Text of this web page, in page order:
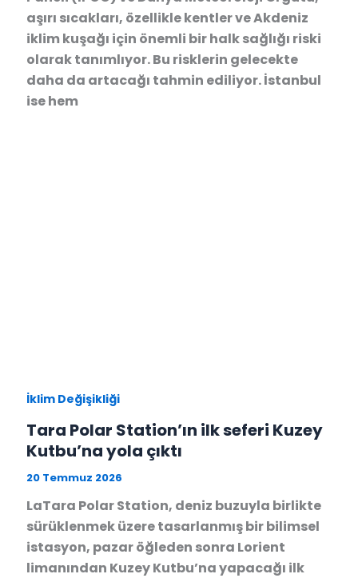
aşırı sıcakları, özellikle kentler ve Akdeniz
iklim kuşağı için önemli bir halk sağlığı riski
olarak tanımlıyor. Bu risklerin gelecekte
daha da artacağı tahmin ediliyor. İstanbul
ise hem
İklim Değişikliği
Tara Polar Station’ın ilk seferi Kuzey
Kutbu’na yola çıktı
20 Temmuz 2026
LaTara Polar Station, deniz buzuyla birlikte
sürüklenmek üzere tasarlanmış bir bilimsel
istasyon, pazar öğleden sonra Lorient
limanından Kuzey Kutbu’na yapacağı ilk